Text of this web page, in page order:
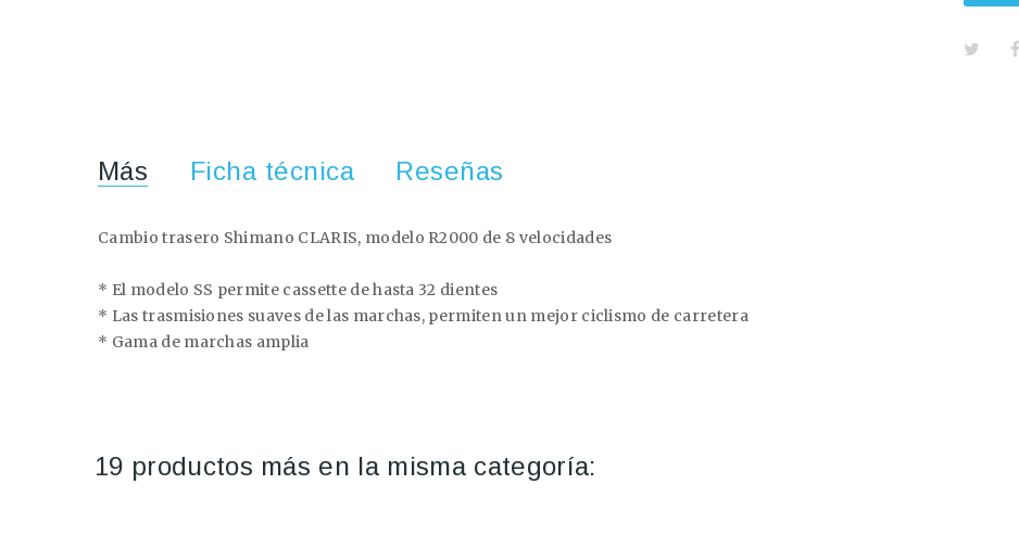
Más Ficha técnica Reseñas
Cambio trasero Shimano CLARIS, modelo R2000 de 8 velocidades
* El modelo SS permite cassette de hasta 32 dientes
* Las trasmisiones suaves de las marchas, permiten un mejor ciclismo de carretera
* Gama de marchas amplia
19 productos más en la misma categoría: